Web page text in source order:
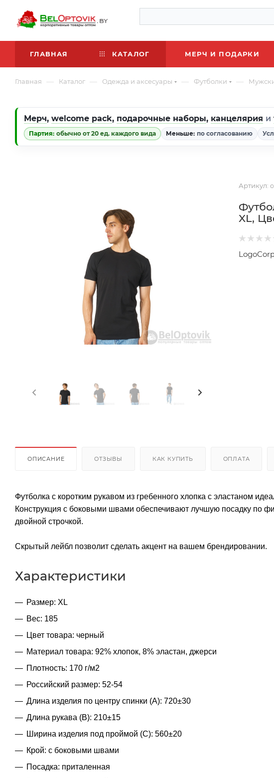
ГЛАВНАЯ КАТАЛОГ МЕРЧ И ПОДАРКИ
Главная — Каталог — Одежда и аксесуары — Футболки —
Мерч, welcome pack, подарочные наборы, канцелярия и
Партия: обычно от 20 ед. каждого вида Меньше: по согласованию
Артикул:
XL,
ОПИСАНИЕ ОТЗЫВЫ КАК КУПИТЬ ОПЛАТА
Футболка с коротким рукавом из гребенного хлопка с эластаном
Конструкция с боковыми швами обеспечивают лучшую посадку по
двойной строчкой.
Скрытый лейбл позволит сделать акцент на вашем брендировании.
Характеристики
Размер: XL
Вес: 185
Цвет товара: черный
Материал товара: 92% хлопок, 8% эластан, джерси
Плотность: 170 г/м2
Российский размер: 52-54
Длина изделия по центру спинки (A): 720±30
Длина рукава (B): 210±15
Ширина изделия под проймой (С): 560±20
Крой: с боковыми швами
Посадка: приталенная